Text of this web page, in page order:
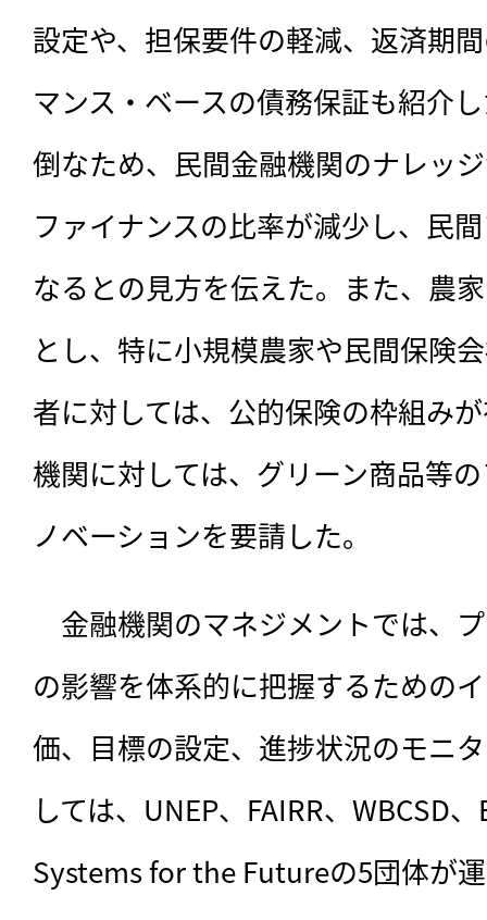
設定や、担保要件の軽減、返済期
マンス・ベースの債務保証も紹介
倒なため、民間金融機関のナレッ
ファイナンスの比率が減少し、民
なるとの見方を伝えた。また、農
とし、特に小規模農家や民間保険
者に対しては、公的保険の枠組み
機関に対しては、グリーン商品等
ノベーションを要請した。
金融機関のマネジメントでは、
の影響を体系的に把握するための
価、目標の設定、進捗状況のモニ
しては、UNEP、FAIRR、WBCSD
Systems for the Futureの5団体が